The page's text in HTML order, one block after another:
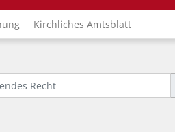
Kirchliches Amtsblatt
Recht